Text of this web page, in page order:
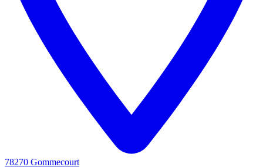
78270 Gommecourt